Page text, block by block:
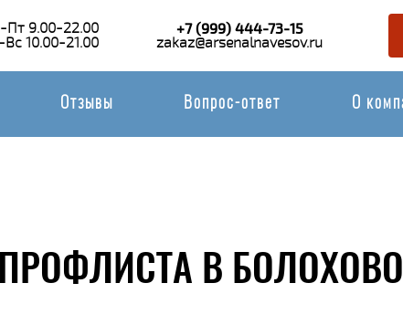
Пт 9.00-22.00
10.00-21.00
+7 (999) 444-73-15
zakaz@arsenalnavesov.ru
Отзывы Вопрос-ответ О
В БОЛОХОВО